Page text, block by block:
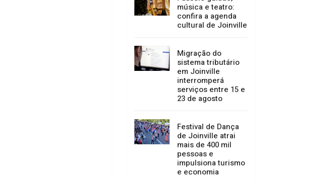
Passeio guiado,
cultural de Joinville
Migração do
sistema tributário
em Joinville
23 de agosto
Festival de Dança
de Joinville atrai
mais de 400 mil